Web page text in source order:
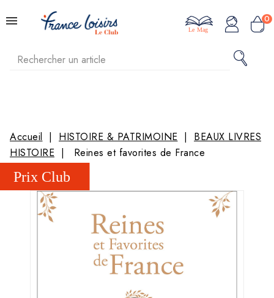
0
Le Mag
Accueil HISTOIRE & PATRIMOINE
BEAUX LIVRES
HISTOIRE
Reines et favorites de France